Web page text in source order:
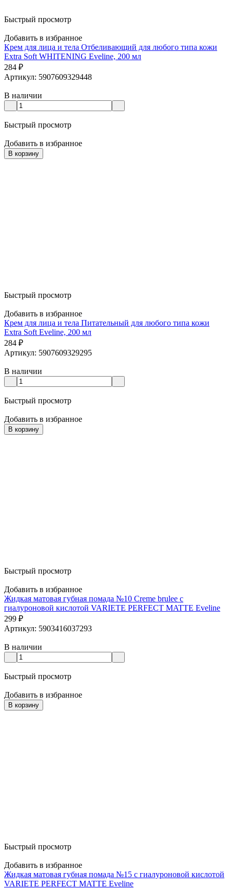
Быстрый просмотр
Добавить в избранное
Крем для лица и тела Отбеливающий для любого типа кожи
Extra Soft WHITENING Eveline, 200 мл
284 ₽
Артикул: 5907609329448
В наличии
Быстрый просмотр
Добавить в избранное
В корзину
Быстрый просмотр
Добавить в избранное
Крем для лица и тела Питательный для любого типа кожи
Extra Soft Eveline, 200 мл
284 ₽
Артикул: 5907609329295
В наличии
Быстрый просмотр
Добавить в избранное
В корзину
Быстрый просмотр
Добавить в избранное
Жидкая матовая губная помада №10 Creme brulee с
гиалуроновой кислотой VARIETE PERFECT MATTE Eveline
299 ₽
Артикул: 5903416037293
В наличии
Быстрый просмотр
Добавить в избранное
В корзину
Быстрый просмотр
Добавить в избранное
Жидкая матовая губная помада №15 с гиалуроновой кислотой
VARIETE PERFECT MATTE Eveline